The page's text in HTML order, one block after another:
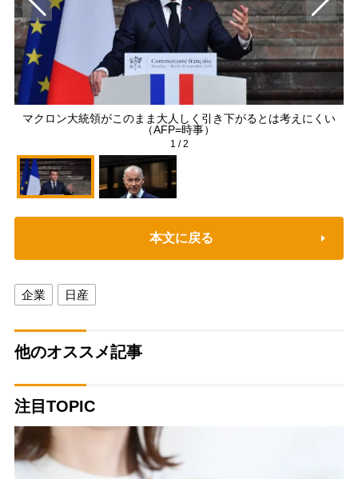
マクロン大統領がこのまま大人しく引き下がるとは考えにくい
（AFP=時事）
1 /2
本文に戻る
企業 日産
他のオススメ記事
注目TOPIC